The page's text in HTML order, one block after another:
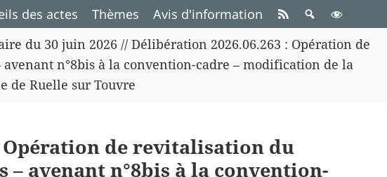
des actes Thèmes
Avis d'information
du 30 juin 2026 //Délibération 2026.06.263 : Opération de
n°8bis à la convention-cadre – modification de la
de Ruelle sur Touvre
Opération de revitalisation du
avenant n°8bis à la convention-